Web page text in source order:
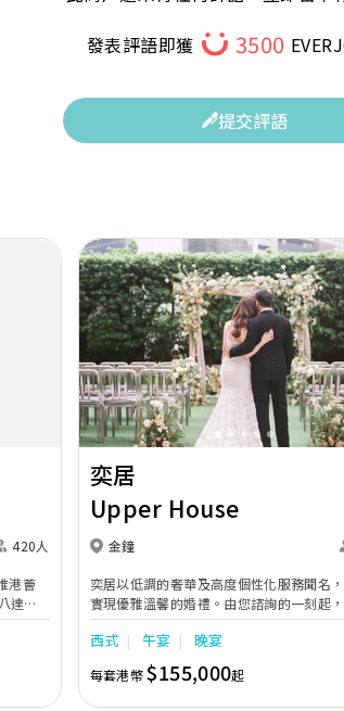
發表評語即獲
3500
提交評語
420人
港薈
達，
新人舉
婚宴
特的
，配
採用極
Previous
奕居
Upper House
金鐘
奕居以低調的奢華及高度個性化服務聞名
實現優雅溫馨的婚禮。由您諮詢的一刻起
日子，我們的專業團隊會為您攜手實現夢
西式 午宴 晚宴
每套港幣$155,000起